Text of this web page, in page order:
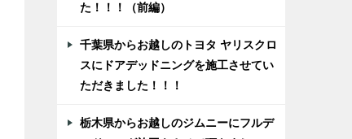
た！！！（前編）
千葉県からお越しのトヨタ ヤリスクロ
スにドアデッドニングを施工させてい
ただきました！！！
栃木県からお越しのジムニーにフルデ